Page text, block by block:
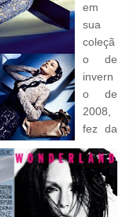
em
sua
coleçã
o de
invern
o de
2008,
fez da